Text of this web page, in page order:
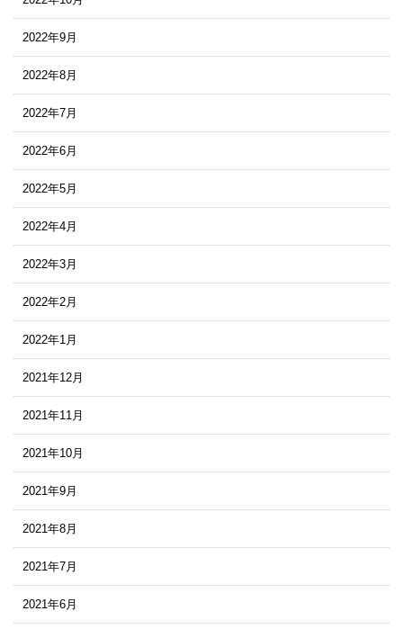
2022年9月
2022年8月
2022年7月
2022年6月
2022年5月
2022年4月
2022年3月
2022年2月
2022年1月
2021年12月
2021年11月
2021年10月
2021年9月
2021年8月
2021年7月
2021年6月